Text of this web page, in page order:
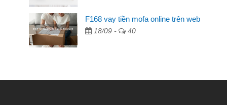
hàng không ai cho vay. Trong khi
việc riêng, trong 1-2 ngày tôi trả
giúp tôi kịp thời và nhanh chóng
F168 vay tiền mofa online trên web
18/09 - 40